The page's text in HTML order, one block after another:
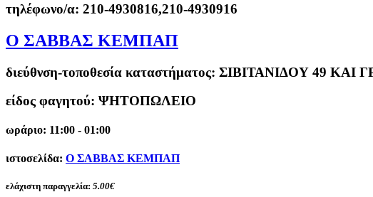
τηλέφωνο/α: 210-4930816,210-4930916
Ο ΣΑΒΒΑΣ ΚΕΜΠΑΠ
διεύθνση-τοποθεσία καταστήματος: ΣΙΒΙΤΑΝΙΔΟΥ 49 ΚΑΙ
είδος φαγητού: ΨΗΤΟΠΩΛΕΙΟ
ωράριο: 11:00 - 01:00
ιστοσελίδα: Ο ΣΑΒΒΑΣ ΚΕΜΠΑΠ
ελάχιστη παραγγελία: 5.00€